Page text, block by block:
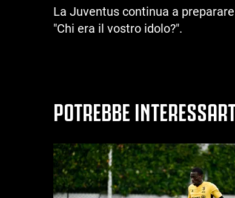
La Juventus continua a
"Chi era il vostro idolo?".
POTREBBE